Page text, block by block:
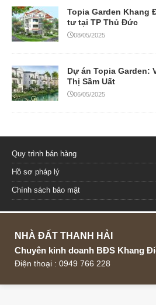
Topia Garden Khang
tư tại TP Thủ Đức
08/05/2025
Dự án Topia Garden:
Thị Sầm Uất
06/05/2025
Quy trình bán hàng
Hồ sơ pháp lý
Chính sách bảo mật
NHÀ ĐẤT THANH HẢI
Chuyên kinh doanh BĐS Khang
Điện thoại : 0949 766 228